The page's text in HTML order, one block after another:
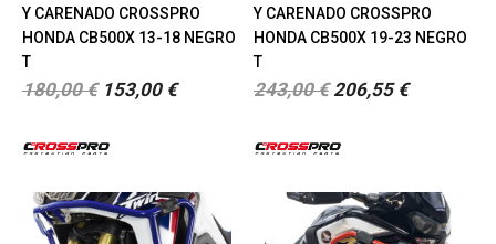
Y CARENADO CROSSPRO
HONDA CB500X 13-18 NEGRO
T
180,00 € 153,00 €
Y CARENADO CROSSPRO
HONDA CB500X 19-23 NEGRO
T
243,00 € 206,55 €